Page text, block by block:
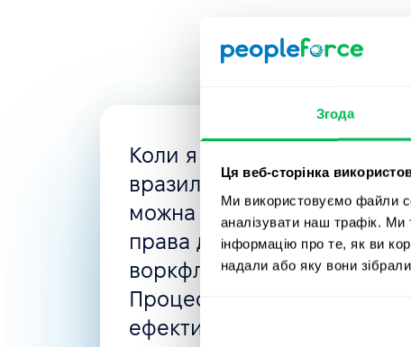
Згода
Ця веб-сторінка
Ми використовуємо файли
аналізувати наш трафік.
інформацію про те, як ви
надали або яку вони
Коли я шукала нову HRMS,
вразила гнучкість
можна створити все, що
права доступу,
воркфлоу, політики
Процес найму і навіть
ефективності можуть бути